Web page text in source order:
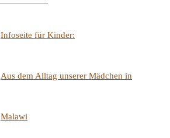
Infoseite für Kinder:
Aus dem Alltag unserer Mädchen in
Malawi